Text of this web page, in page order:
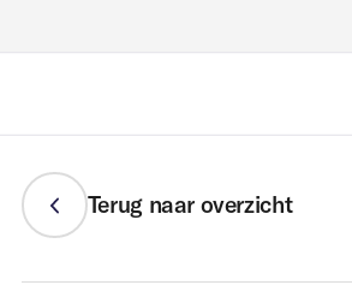
Onze
Terug naar overzicht